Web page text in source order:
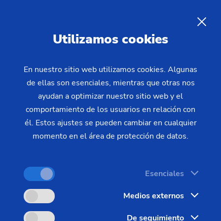
con nuestros clientes. Por este motivo, hemos
creado un puesto de contacto central a su
disposición las 24 horas del día. Mediante la línea
directa de servicio se pueden solucionar
rápidamente sus posibles dificultades mediante
nuestro equipo de ServicePlus.
Nuestros expertos de Service disponen de un total
conocimiento sobre los sistemas de producción de
EMAG. Puede contactar con nuestra línea directa
de forma gratuita en días laborables.
Utilizamos cookies
En nuestro sitio web utilizamos cookies. Algunas
de ellas son esenciales, mientras que otras nos
ayudan a optimizar nuestro sitio web y el
comportamiento de los usuarios en relación con
él. Estos ajustes se pueden cambiar en cualquier
momento en el área de protección de datos.
Esenciales
Medios externos
De seguimiento